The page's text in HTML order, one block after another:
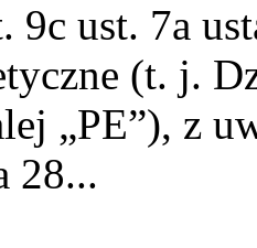
9c ust. 7a
(t. j.
„PE”), z
28...